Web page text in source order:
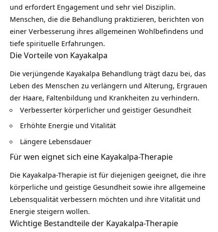
und erfordert Engagement und sehr viel Disziplin.
Menschen, die die Behandlung praktizieren, berichten von
einer Verbesserung ihres allgemeinen Wohlbefindens und
tiefe spirituelle Erfahrungen.
Die Vorteile von Kayakalpa
Die verjüngende Kayakalpa Behandlung trägt dazu bei, das
Leben des Menschen zu verlängern und Alterung, Ergrauen
der Haare, Faltenbildung und Krankheiten zu verhindern.
Verbesserter körperlicher und geistiger Gesundheit
Erhöhte Energie und Vitalität
Längere Lebensdauer
Für wen eignet sich eine Kayakalpa-Therapie
Die Kayakalpa-Therapie ist für diejenigen geeignet, die ihre
körperliche und geistige Gesundheit sowie ihre allgemeine
Lebensqualität verbessern möchten und ihre Vitalität und
Energie steigern wollen.
Wichtige Bestandteile der Kayakalpa-Therapie